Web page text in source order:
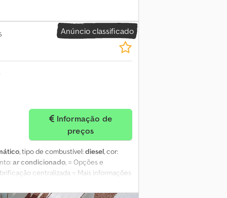
Anúncio classificado
preços
, tipo de combustível:diesel, cor:
ar condicionado, = Opções e
centralizada = Mais informações
do motor: Volvo